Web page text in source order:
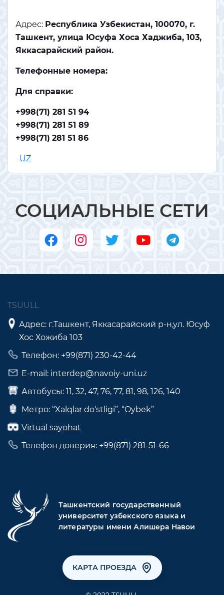
Адрес: Республика Узбекистан, 100070, г.
Ташкент, улица Юсуфа Хоса Хаджиба, 103,
Яккасарайский район.
Телефонные номера:
Для справки:
+998(71) 281 51 94
+998(71) 281 51 89
+998(71) 281 51 86
UZ
СОЦИАЛЬНЫЕ СЕТИ
Ташкентский государственный
университет узбекского языка и
литературы имени Алишера Навои
КАРТА ПРОЕЗДА
TSUULL
Адрес: г.Ташкент, Яккасарайский р-н,ул. Юсуф
Хос Хожиба 103
Телефон: +99(871) 230-42-44
E-mail: interdep@navoiy-uni.uz
Автобусы: 11, 32, 47, 76, 77, 81, 98, 126, 140
Метро: “Xalqlar do‘stligi”, “Oybek”
Virtual sayohat
Телефон доверия: +99(871) 281-51-66